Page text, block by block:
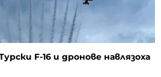
F-16 и дронове навлязоха